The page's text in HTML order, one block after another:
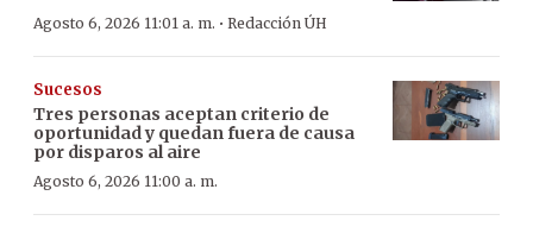
Agosto 6, 2026 11:01 a. m. · Redacción ÚH
Sucesos
Tres personas aceptan criterio de
oportunidad y quedan fuera de causa
por disparos al aire
Agosto 6, 2026 11:00 a. m.